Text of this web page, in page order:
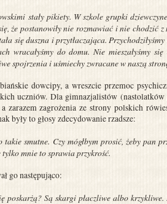
stały pikiety. W szkole grupki
że postanowiły nie rozmawiać i nie chodzić
się duszna i przytłaczająca.
wracałyśmy do domu. Nie mieszałyśmy
spojrzenia i uśmiechy zwracane w naszą
dowcipy, a wreszcie przemoc
uczniów. Dla gimnazjalistów
zarazem zagrożenia ze strony polskich
były to głosy zdecydowanie rzadsze:
smutne. Czy mógłbym prosić, żeby pan
mnie to sprawia przykrość.
go następująco:
Są skargi płaczliwe albo krzykliwe.